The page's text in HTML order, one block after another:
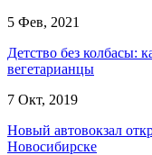
5 Фев, 2021
Детство без колбасы:
вегетарианцы
7 Окт, 2019
Новый автовокзал
Новосибирске